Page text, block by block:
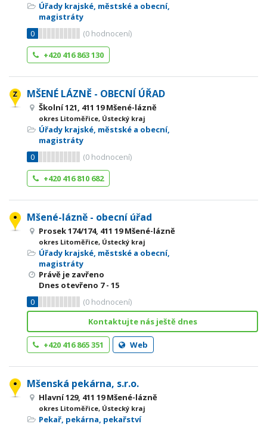
Úřady krajské, městské a obecní,
magistráty
0
(0 hodnocení)
+420 416 863 130
MŠENÉ LÁZNĚ - OBECNÍ ÚŘAD
Školní 121, 411 19 Mšené-lázně
okres Litoměřice, Ústecký kraj
Úřady krajské, městské a obecní,
magistráty
0
(0 hodnocení)
+420 416 810 682
Mšené-lázně - obecní úřad
Prosek 174/174, 411 19 Mšené-lázně
okres Litoměřice, Ústecký kraj
Úřady krajské, městské a obecní,
magistráty
Právě je zavřeno
Dnes otevřeno 7 - 15
0
(0 hodnocení)
Kontaktujte nás ještě dnes
+420 416 865 351 Web
Mšenská pekárna, s.r.o.
Hlavní 129, 411 19 Mšené-lázně
okres Litoměřice, Ústecký kraj
Pekař, pekárna, pekařství